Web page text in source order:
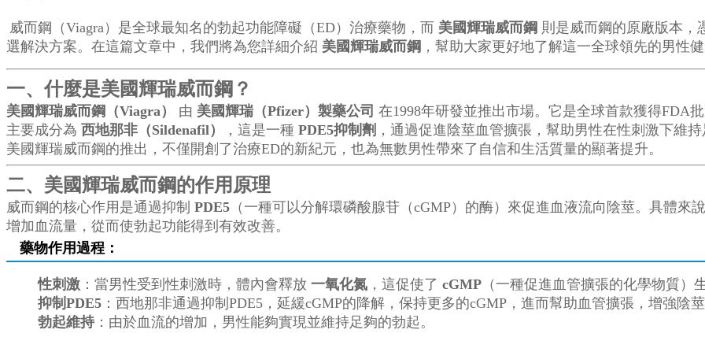
威而鋼（Viagra）是全球最知名的勃起功能障礙（ED）治療藥物，而 美國輝瑞威而鋼 則是威而鋼的原廠版本，
選解決方案。在這篇文章中，我們將為您詳細介紹 美國輝瑞威而鋼 ，幫助大家更好地了解這一全球領先的男性健
一、什麼是美國輝瑞威而鋼？
美國輝瑞威而鋼（Viagra） 由 美國輝瑞（Pfizer）製藥公司 在1998年研發並推出市場。它是全球首款獲得FDA
主要成分為 西地那非（Sildenafil） ，這是一種 PDE5抑制劑 ，通過促進陰莖血管擴張，幫助男性在性刺激下維持
美國輝瑞威而鋼的推出，不僅開創了治療ED的新紀元，也為無數男性帶來了自信和生活質量的顯著提升。
二、美國輝瑞威而鋼的作用原理
威而鋼的核心作用是通過抑制 PDE5 （一種可以分解環磷酸腺苷（cGMP）的酶）來促進血液流向陰莖。具體來
增加血流量，從而使勃起功能得到有效改善。
藥物作用過程：
性刺激 ：當男性受到性刺激時，體內會釋放 一氧化氮 ，這促使了 cGMP （一種促進血管擴張的化學物質）
抑制PDE5 ：西地那非通過抑制PDE5，延緩cGMP的降解，保持更多的cGMP，進而幫助血管擴張，增強陰莖
勃起維持：由於血流的增加，男性能夠實現並維持足夠的勃起。